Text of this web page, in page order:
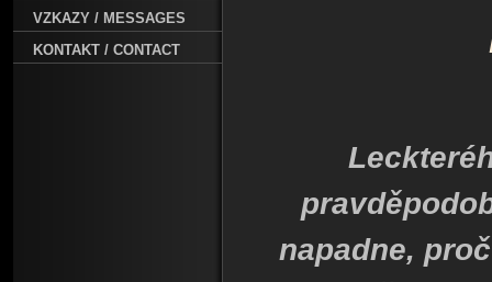
napadne,
VZKAZY / MESSAGES
KONTAKT / CONTACT